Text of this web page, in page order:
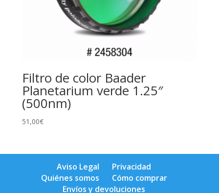
Filtro de color Baader
Planetarium verde 1.25″
(500nm)
51,00€
Aviso Legal
Privacidad
Quiénes somos
Cómo comprar
Envíos y devoluciones